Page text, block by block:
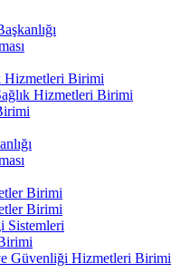
Hizmetleri Birimi
Hizmetleri Birimi
Birimi
Birimi
Sistemleri
Güvenliği Hizmetleri Birimi